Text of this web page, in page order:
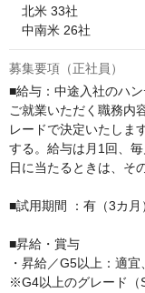
北米 33社
募集要項（正社員）
■給与：中途入社のハ
ご就業いただく職務内
レードで決定いたしま
する。給与は月1回、
日に当たるときは、そ
■試用期間 ：有（3カ
■昇給・賞与
・昇給／G5以上：適
※G4以上のグレード（